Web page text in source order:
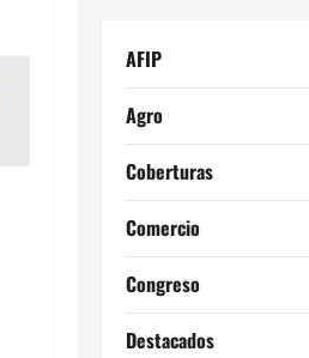
AFIP
Agro
Coberturas
Comercio
Congreso
Destacados